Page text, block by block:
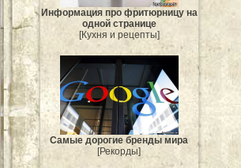
Информация про фритюрницу на
одной странице
[Кухня и рецепты]
Самые дорогие бренды мира
[Рекорды]